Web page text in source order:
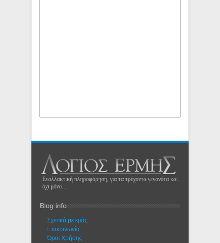
Εναλλακτική πληροφόρηση, για τα τρέχοντα γεγονότα και
όχι μόνο...
Blog info
Σχετικά με εμάς
Eπικοινωνία
Όροι Χρήσης